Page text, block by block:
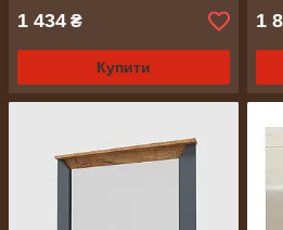
1 434 ₴
Купити
1